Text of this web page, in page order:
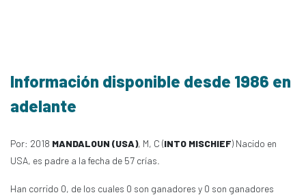
Información disponible desde 1986 en
adelante
Por: 2018 MANDALOUN (USA), M, C (INTO MISCHIEF) Nacido en
USA, es padre a la fecha de 57 crías.
Han corrido 0, de los cuales 0 son ganadores y 0 son ganadores